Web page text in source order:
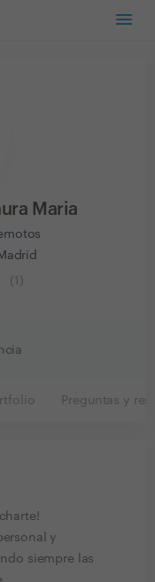
Maria
1
Preguntas y
y
siempre las